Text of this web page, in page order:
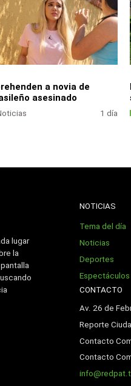
a novia de
asesinado
1 día
lugar
la
NOTICIAS
Tema del día
Noticias
Deportes
Espectáculos
CONTACTO
Av. 26 de
Reporte
Contacto
Contacto